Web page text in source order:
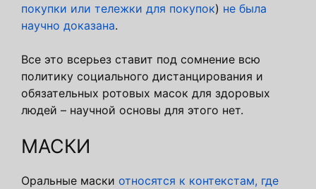
покупки или тележки для покупок) не была
научно доказана.
Все это всерьез ставит под сомнение всю
политику социального дистанцирования и
обязательных ротовых масок для здоровых
людей – научной основы для этого нет.
МАСКИ
Оральные маски относятся к контекстам, где